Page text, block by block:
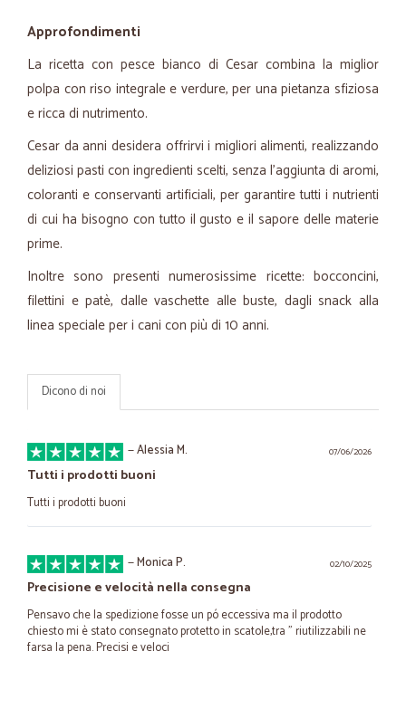
Approfondimenti
La ricetta con pesce bianco di Cesar combina la miglior
polpa con riso integrale e verdure, per una pietanza sfiziosa
e ricca di nutrimento.
Cesar da anni desidera offrirvi i migliori alimenti, realizzando
deliziosi pasti con ingredienti scelti, senza l’aggiunta di aromi,
coloranti e conservanti artificiali, per garantire tutti i nutrienti
di cui ha bisogno con tutto il gusto e il sapore delle materie
prime.
Inoltre sono presenti numerosissime ricette: bocconcini,
filettini e patè, dalle vaschette alle buste, dagli snack alla
linea speciale per i cani con più di 10 anni.
Dicono di noi
07/06/2026
—Alessia M.
Tutti i prodotti buoni
Tutti i prodotti buoni
02/10/2025
—Monica P.
Precisione e velocità nella consegna
Pensavo che la spedizione fosse un pó eccessiva ma il prodotto
chiesto mi è stato consegnato protetto in scatole,tra " riutilizzabili ne
farsa la pena. Precisi e veloci